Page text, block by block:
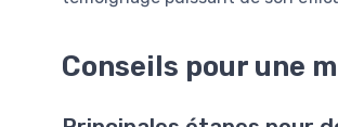
Conseils pour une